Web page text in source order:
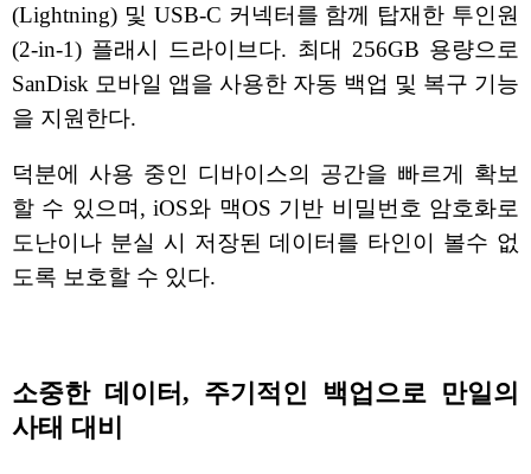
(Lightning) 및 USB-C 커넥터를 함께 탑재한 투인원
(2-in-1) 플래시 드라이브다. 최대 256GB 용량으로
SanDisk 모바일 앱을 사용한 자동 백업 및 복구 기능
을 지원한다.
덕분에 사용 중인 디바이스의 공간을 빠르게 확보
할 수 있으며, iOS와 맥OS 기반 비밀번호 암호화로
도난이나 분실 시 저장된 데이터를 타인이 볼수 없
도록 보호할 수 있다.
소중한 데이터, 주기적인 백업으로 만일의
사태 대비